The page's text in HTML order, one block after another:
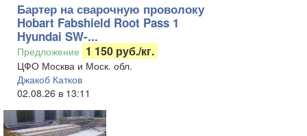
Бартер на сварочную проволоку
Hobart Fabshield Root Pass 1
Hyundai SW-...
Предложение 1 150 руб./кг.
ЦФО Москва и Моск. обл.
Джакоб Катков
02.08.26 в 13:11